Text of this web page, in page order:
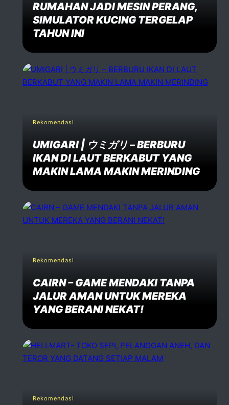
RUMAHAN JADI MESIN PERANG,
SIMULATOR KUCING TERGELAP
TAHUN INI
Rekomendasi
UMIGARI | ウミガリ – BERBURU
IKAN DI LAUT BERKABUT YANG
MAKIN LAMA MAKIN MERINDING
Rekomendasi
CAIRN – GAME MENDAKI TANPA
JALUR AMAN UNTUK MEREKA
YANG BERANI NEKAT!
Rekomendasi